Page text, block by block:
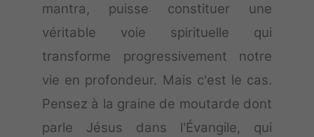
mantra, puisse constituer une
véritable voie spirituelle qui
transforme progressivement notre
vie en profondeur. Mais c'est le cas.
Pensez à la graine de moutarde dont
parle Jésus dans l'Évangile, qui